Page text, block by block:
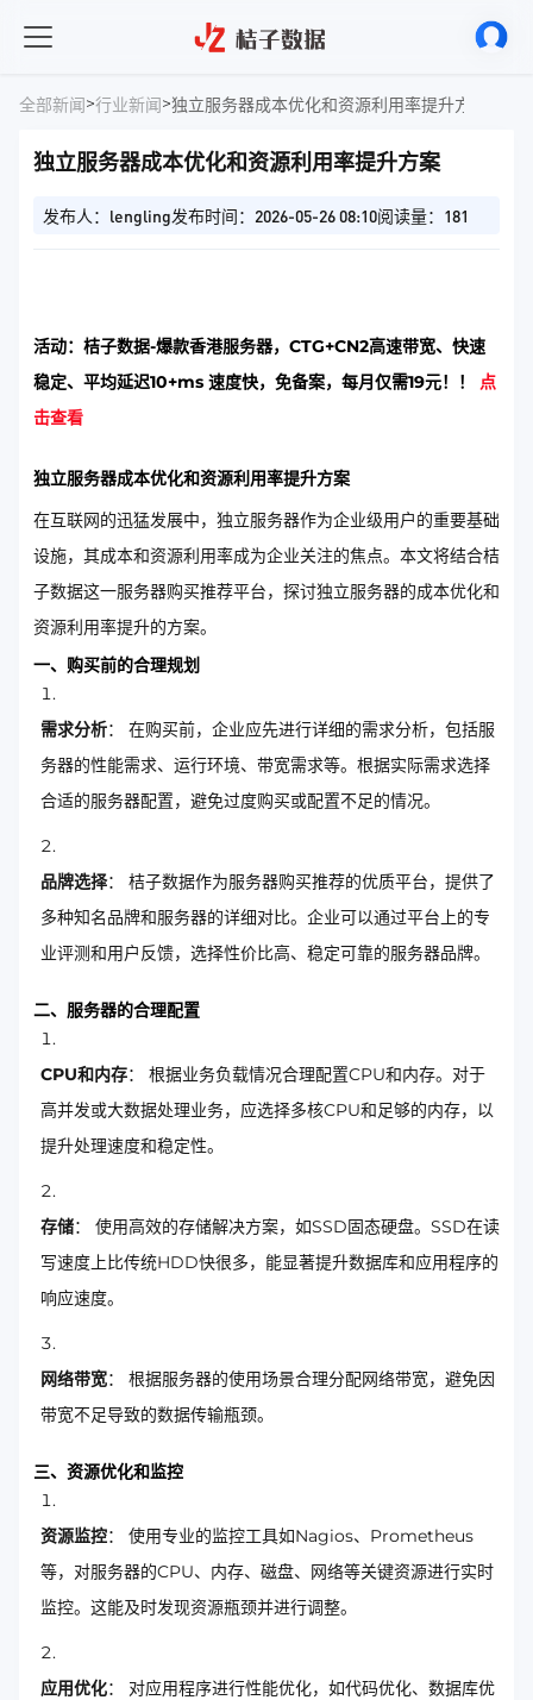
全部新闻>行业新闻>独立服务器成本优化和资源利用率提升方案
独立服务器成本优化和资源利用率提升方案
发布人：lengling发布时间：2026-05-26 08:10阅读量：181
活动：桔子数据-爆款香港服务器，CTG+CN2高速带宽、快速
稳定、平均延迟10+ms 速度快，免备案，每月仅需19元！！ 点
击查看
独立服务器成本优化和资源利用率提升方案
在互联网的迅猛发展中，独立服务器作为企业级用户的重要基础
设施，其成本和资源利用率成为企业关注的焦点。本文将结合桔
子数据这一服务器购买推荐平台，探讨独立服务器的成本优化和
资源利用率提升的方案。
一、购买前的合理规划
需求分析： 在购买前，企业应先进行详细的需求分析，包括服
务器的性能需求、运行环境、带宽需求等。根据实际需求选择
合适的服务器配置，避免过度购买或配置不足的情况。
品牌选择： 桔子数据作为服务器购买推荐的优质平台，提供了
多种知名品牌和服务器的详细对比。企业可以通过平台上的专
业评测和用户反馈，选择性价比高、稳定可靠的服务器品牌。
二、服务器的合理配置
CPU和内存： 根据业务负载情况合理配置CPU和内存。对于
高并发或大数据处理业务，应选择多核CPU和足够的内存，以
提升处理速度和稳定性。
存储： 使用高效的存储解决方案，如SSD固态硬盘。SSD在读
写速度上比传统HDD快很多，能显著提升数据库和应用程序的
响应速度。
网络带宽： 根据服务器的使用场景合理分配网络带宽，避免因
带宽不足导致的数据传输瓶颈。
三、资源优化和监控
资源监控： 使用专业的监控工具如Nagios、Prometheus
等，对服务器的CPU、内存、磁盘、网络等关键资源进行实时
监控。这能及时发现资源瓶颈并进行调整。
应用优化： 对应用程序进行性能优化，如代码优化、数据库优